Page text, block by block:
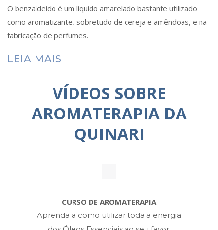
O benzaldeído é um líquido amarelado bastante utilizado
como aromatizante, sobretudo de cereja e amêndoas, e na
fabricação de perfumes.
LEIA MAIS
VÍDEOS SOBRE
AROMATERAPIA DA
QUINARI
CURSO DE AROMATERAPIA
Aprenda a como utilizar toda a energia